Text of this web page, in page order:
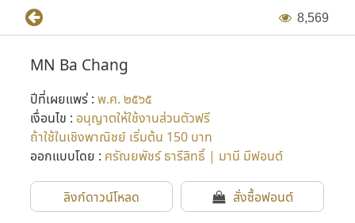
8,569
MN Ba Chang
ปีที่เผยแพร่ : พ.ศ. ๒๕๖๕
เงื่อนไข : อนุญาตให้ใช้งานส่วนตัวฟรี
ถ้าใช้ในเชิงพาณิชย์ เริ่มต้น 150 บาท
ออกแบบโดย : ศรัณยพัชร์ ธารีสิทธิ์ | มานี มีฟอนต์
ลิงก์ดาวน์โหลด สั่งซื้อฟอนต์